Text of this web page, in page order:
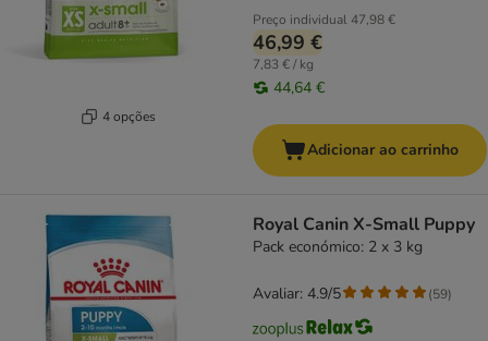
4 opções
Preço individual47,98 €
46,99 €
7,83 € / kg
44,64 €
Adicionar ao carrinho
Royal Canin X-Small Puppy
Pack económico: 2 x 3 kg
Avaliar: 4.9/5 (59)